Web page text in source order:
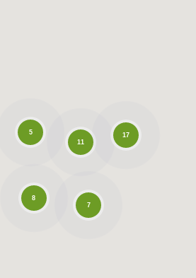
11
8
7
5 17